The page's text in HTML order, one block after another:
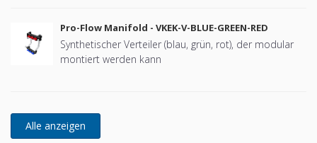
Pro-Flow Manifold - VKEK-V-BLUE-GREEN-RED
Synthetischer Verteiler (blau, grün, rot), der modular
montiert werden kann